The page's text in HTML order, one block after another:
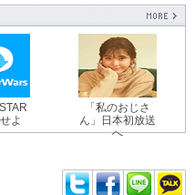
よ
「私のおじさ
ん」日本初放送
へ